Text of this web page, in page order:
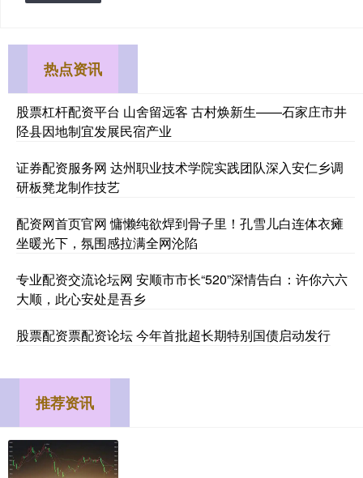
热点资讯
股票杠杆配资平台 山舍留远客 古村焕新生——石家庄市井
陉县因地制宜发展民宿产业
证券配资服务网 达州职业技术学院实践团队深入安仁乡调
研板凳龙制作技艺
配资网首页官网 慵懒纯欲焊到骨子里！孔雪儿白连体衣瘫
坐暖光下，氛围感拉满全网沦陷
专业配资交流论坛网 安顺市市长“520”深情告白：许你六六
大顺，此心安处是吾乡
股票配资票配资论坛 今年首批超长期特别国债启动发行
推荐资讯